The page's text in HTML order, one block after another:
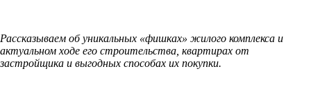
Рассказываем об уникальных «фишках» жилого комплекса и
актуальном ходе его строительства, квартирах от
застройщика и выгодных способах их покупки.